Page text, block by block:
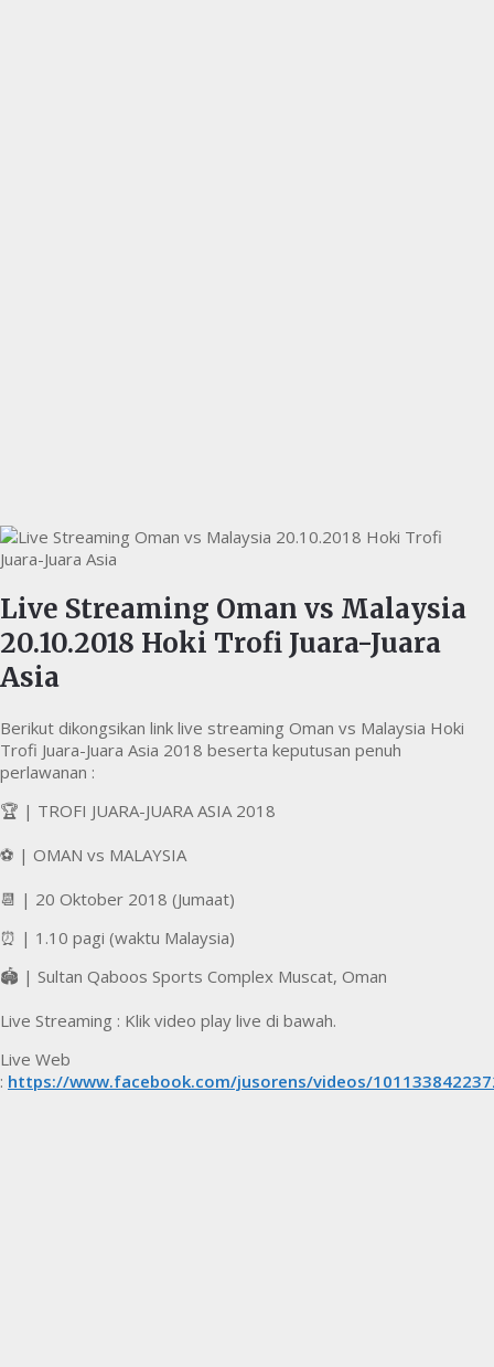
Live Streaming Oman vs Malaysia
20.10.2018 Hoki Trofi Juara-Juara
Asia
Berikut dikongsikan link live streaming Oman vs Malaysia Hoki
Trofi Juara-Juara Asia 2018 beserta keputusan penuh
perlawanan :
🏆 | TROFI JUARA-JUARA ASIA 2018
⚽️ | OMAN vs MALAYSIA
📆 | 20 Oktober 2018 (Jumaat)
⏰ | 1.10 pagi (waktu Malaysia)
🏟 | Sultan Qaboos Sports Complex Muscat, Oman
Live Streaming : Klik video play live di bawah.
Live Web
: https://www.facebook.com/jusorens/videos/